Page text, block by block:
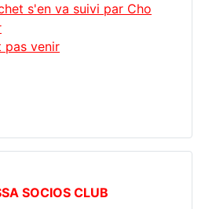
s'en va suivi par Cho
pas venir
SOCIOS CLUB